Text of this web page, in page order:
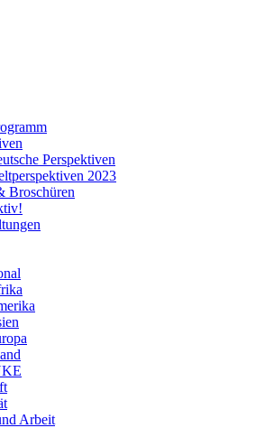
Perspektiven
2023
Broschüren
Arbeit